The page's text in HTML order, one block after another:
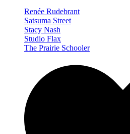
Renée Rudebrant
Satsuma Street
Stacy Nash
Studio Flax
The Prairie Schooler